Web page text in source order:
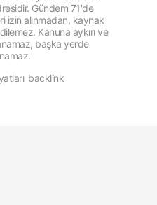
Gündem 71'de
izin alınmadan, kaynak
Kanuna aykırı ve
başka yerde
backlink